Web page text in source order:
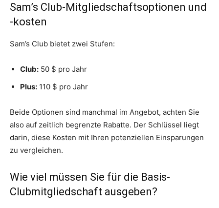
Sam’s Club-Mitgliedschaftsoptionen und
-kosten
Sam’s Club bietet zwei Stufen:
Club: 50 $ pro Jahr
Plus: 110 $ pro Jahr
Beide Optionen sind manchmal im Angebot, achten Sie
also auf zeitlich begrenzte Rabatte. Der Schlüssel liegt
darin, diese Kosten mit Ihren potenziellen Einsparungen
zu vergleichen.
Wie viel müssen Sie für die Basis-
Clubmitgliedschaft ausgeben?